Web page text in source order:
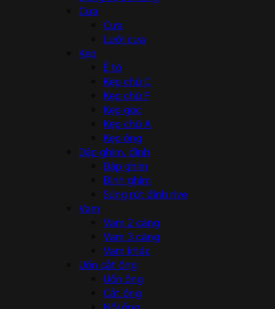
Cưa
Cưa
Lưỡi cưa
Kẹp
Ê tô
Kẹp chữ C
Kẹp chữ F
Kẹp góc
Kẹp chữ A
Kẹp ống
Dập ghim, đinh
Dập ghim
Đinh ghim
Súng rút đinh rive
Vam
Vam 2 càng
Vam 3 càng
Vam khác
Uốn cắt ống
Uốn ống
Cắt ống
Nối ống